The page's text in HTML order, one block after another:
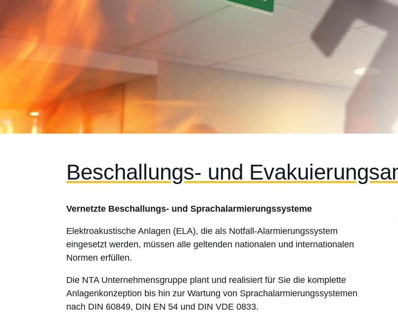
Beschallungs- und
Vernetzte Beschallungs- und Sprachalarmierungssysteme
Elektroakustische Anlagen (ELA), die als Notfall-Alarmierungssystem
eingesetzt werden, müssen alle geltenden nationalen und internationalen
Normen erfüllen.
Die NTA Unternehmensgruppe plant und realisiert für Sie die komplette
Anlagenkonzeption bis hin zur Wartung von Sprachalarmierungssystemen
nach DIN 60849, DIN EN 54 und DIN VDE 0833.